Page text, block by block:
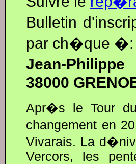
Bulletin
par ch�que �:
Jean-
38000
Apr�s le Tour
changement en
Vivarais. La
Vercors, les